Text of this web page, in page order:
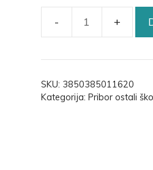
SKU: 3850385011620
Kategorija: Pribor ostali